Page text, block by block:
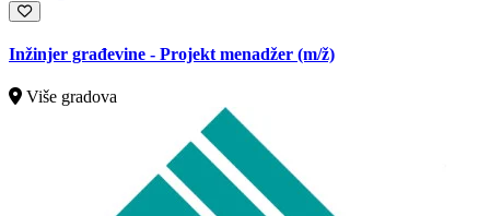
Inžinjer građevine - Projekt menadžer (m/ž)
Više gradova